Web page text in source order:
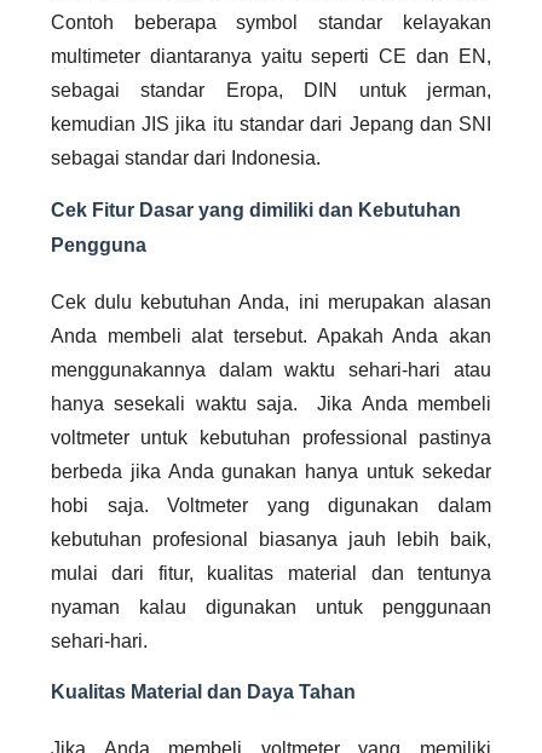
Contoh beberapa symbol standar kelayakan
multimeter diantaranya yaitu seperti CE dan EN,
sebagai standar Eropa, DIN untuk jerman,
kemudian JIS jika itu standar dari Jepang dan SNI
sebagai standar dari Indonesia.
Cek Fitur Dasar yang dimiliki dan Kebutuhan
Pengguna
Cek dulu kebutuhan Anda, ini merupakan alasan
Anda membeli alat tersebut. Apakah Anda akan
menggunakannya dalam waktu sehari-hari atau
hanya sesekali waktu saja. Jika Anda membeli
voltmeter untuk kebutuhan professional pastinya
berbeda jika Anda gunakan hanya untuk sekedar
hobi saja. Voltmeter yang digunakan dalam
kebutuhan profesional biasanya jauh lebih baik,
mulai dari fitur, kualitas material dan tentunya
nyaman kalau digunakan untuk penggunaan
sehari-hari.
Kualitas Material dan Daya Tahan